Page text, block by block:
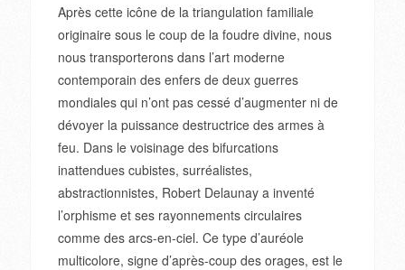
Après cette icône de la triangulation familiale
originaire sous le coup de la foudre divine, nous
nous transporterons dans l’art moderne
contemporain des enfers de deux guerres
mondiales qui n’ont pas cessé d’augmenter ni de
dévoyer la puissance destructrice des armes à
feu. Dans le voisinage des bifurcations
inattendues cubistes, surréalistes,
abstractionnistes, Robert Delaunay a inventé
l’orphisme et ses rayonnements circulaires
comme des arcs-en-ciel. Ce type d’auréole
multicolore, signe d’après-coup des orages, est le